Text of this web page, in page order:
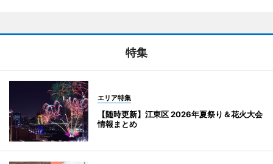
特集
エリア特集
【随時更新】江東区 2026年夏祭り＆花火大会
情報まとめ